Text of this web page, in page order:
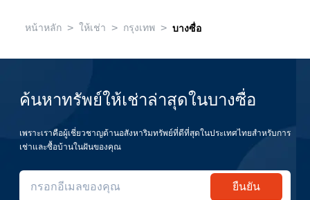
หน้าหลัก > ให้เช่า > กรุงเทพ > บางซื่อ
ค้นหาทรัพย์ให้เช่าล่าสุดในบางซื่อ
เพราะเราคือผู้เชี่ยวชาญด้านอสังหาริมทรัพย์ที่ดีที่สุดในประเทศไทยสำหรับการ
เช่าและซื้อบ้านในฝันของคุณ
ยืนยัน